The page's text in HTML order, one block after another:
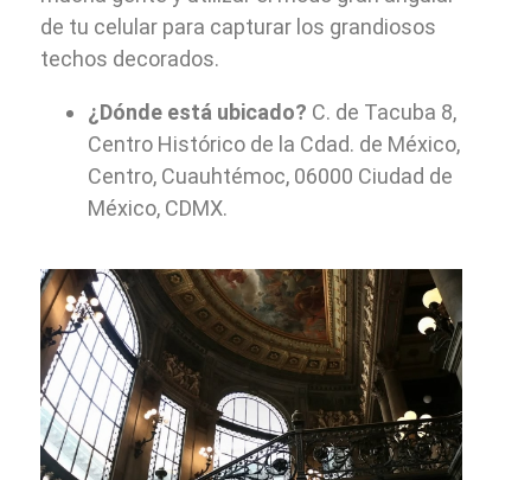
de tu celular para capturar los grandiosos
techos decorados.
¿Dónde está ubicado? C. de Tacuba 8,
Centro Histórico de la Cdad. de México,
Centro, Cuauhtémoc, 06000 Ciudad de
México, CDMX.